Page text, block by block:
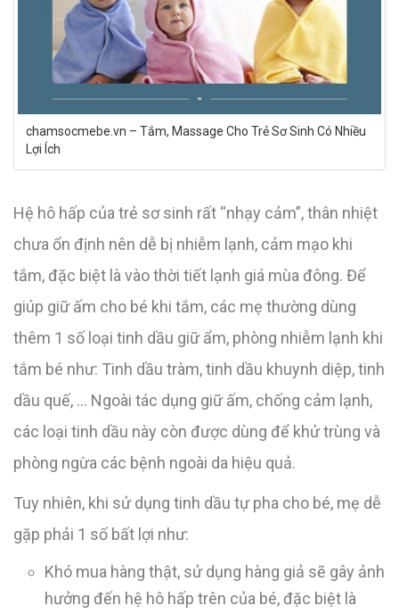
chamsocmebe.vn – Tắm, Massage Cho Trẻ Sơ Sinh Có Nhiều
Lợi Ích
Hệ hô hấp của trẻ sơ sinh rất “nhạy cảm”, thân nhiệt
chưa ổn định nên dễ bị nhiễm lạnh, cảm mạo khi
tắm, đặc biệt là vào thời tiết lạnh giá mùa đông. Để
giúp giữ ấm cho bé khi tắm, các mẹ thường dùng
thêm 1 số loại tinh dầu giữ ẩm, phòng nhiễm lạnh khi
tắm bé như: Tinh dầu tràm, tinh dầu khuynh diệp, tinh
dầu quế, … Ngoài tác dụng giữ ấm, chống cảm lạnh,
các loại tinh dầu này còn được dùng để khử trùng và
phòng ngừa các bệnh ngoài da hiệu quả.
Tuy nhiên, khi sử dụng tinh dầu tự pha cho bé, mẹ dễ
gặp phải 1 số bất lợi như:
Khó mua hàng thật, sử dụng hàng giả sẽ gây ảnh
hưởng đến hệ hô hấp trên của bé, đặc biệt là